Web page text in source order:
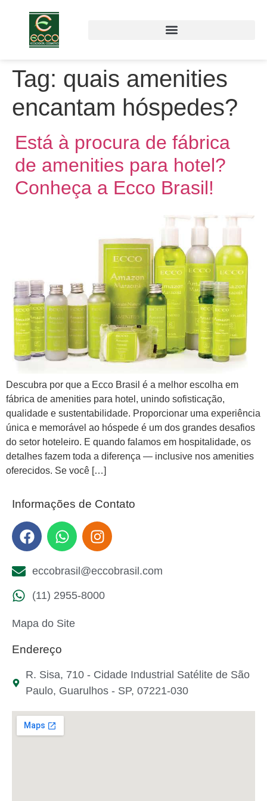
Tag: quais amenities
encantam hóspedes?
Está à procura de fábrica
de amenities para hotel?
Conheça a Ecco Brasil!
Descubra por que a Ecco Brasil é a melhor escolha em
fábrica de amenities para hotel, unindo sofisticação,
qualidade e sustentabilidade. Proporcionar uma experiência
única e memorável ao hóspede é um dos grandes desafios
do setor hoteleiro. E quando falamos em hospitalidade, os
detalhes fazem toda a diferença — inclusive nos amenities
oferecidos. Se você […]
Informações de Contato
eccobrasil@eccobrasil.com
(11) 2955-8000
Mapa do Site
Endereço
R. Sisa, 710 - Cidade Industrial Satélite de São
Paulo, Guarulhos - SP, 07221-030